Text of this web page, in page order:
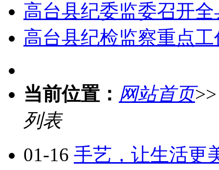
高台县纪委监委召开
高台县纪检监察重点
当前位置： 网站首页
列表
01-16 手艺，让生活更